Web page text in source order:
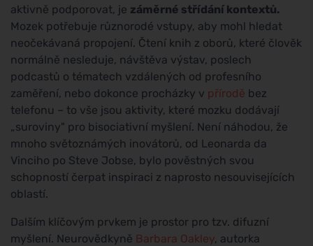
aktivně podporovat, je záměrné střídání kontextů.
Mozek potřebuje různorodé vstupy, aby mohl hledat
neočekávaná propojení. Čtení knih z oborů, které člověk
normálně nesleduje, návštěva výstav, poslech
podcastů o tématech vzdálených od profesního
zaměření, nebo dokonce procházky v přírodě bez
telefonu – to vše jsou aktivity, které mozku dodávají
„suroviny" pro bisociativní myšlení. Není náhodou, že
mnoho světoznámých inovátorů, od Leonarda da
Vinciho po Steve Jobse, bylo pověstných svou
schopností čerpat inspiraci z naprosto nesouvisejících
oblastí.
Dalším klíčovým prvkem je prostor pro tzv. difuzní
myšlení. Neurovědkyně Barbara Oakley, autorka